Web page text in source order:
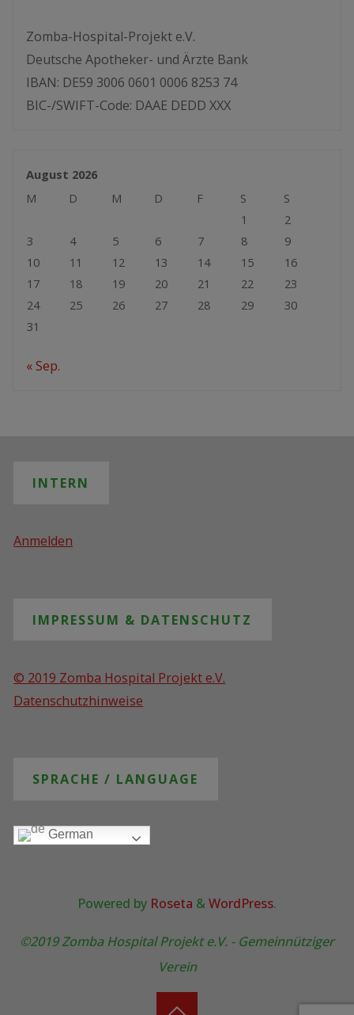
Zomba-Hospital-Projekt e.V.
Deutsche Apotheker- und Ärzte Bank
IBAN: DE59 3006 0601 0006 8253 74
BIC-/SWIFT-Code: DAAE DEDD XXX
August 2026
M
D M D F S
S
1
2
3
4 5 6 7 8
9
10
11 12 13 14 15
16
17
18 19 20 21 22
23
24
25 26 27 28 29
30
31
« Sep.
INTERN
Anmelden
IMPRESSUM & DATENSCHUTZ
© 2019 Zomba Hospital Projekt e.V.
Datenschutzhinweise
SPRACHE / LANGUAGE
German
Powered by Roseta &WordPress.
©2019 Zomba Hospital Projekt e.V. - Gemeinnütziger
Verein